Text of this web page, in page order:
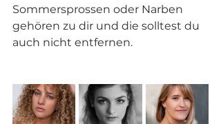
Sommersprossen oder Narben
gehören zu dir und die solltest du
auch nicht entfernen.